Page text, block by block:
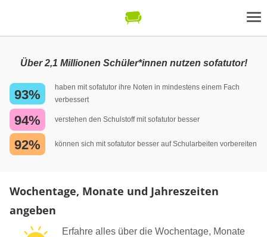
Über 2,1 Millionen Schüler*innen nutzen sofatutor!
93%
haben mit sofatutor ihre Noten in mindestens einem Fach
verbessert
94% verstehen den Schulstoff mit sofatutor besser
92% können sich mit sofatutor besser auf Schularbeiten vorbereiten
Wochentage, Monate und Jahreszeiten
angeben
Erfahre alles über die Wochentage, Monate